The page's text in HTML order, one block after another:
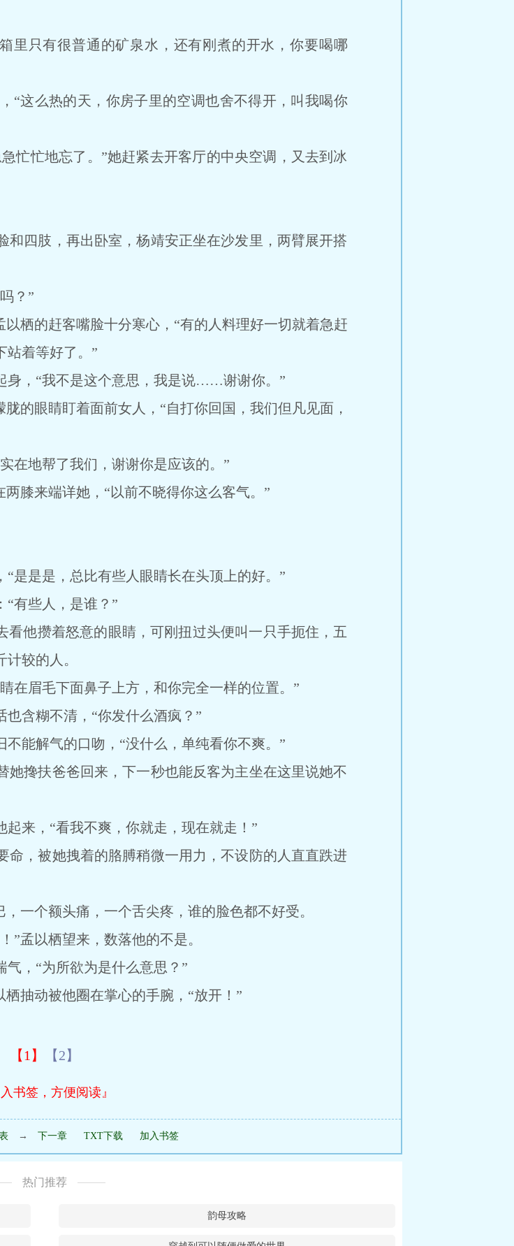
只有很普通的矿泉水，还有刚煮的开水，你要喝哪
么热的天，你房子里的空调也舍不得开，叫我喝你
忙地忘了。”她赶紧去开客厅的中央空调，又去到冰
四肢，再出卧室，杨靖安正坐在沙发里，两臂展开搭
？”
栖的赶客嘴脸十分寒心，“有的人料理好一切就着急赶
站着等好了。”
，“我不是这个意思，我是说……谢谢你。”
眼睛盯着面前女人，“自打你回国，我们但凡见面，
地帮了我们，谢谢你是应该的。”
膝来端详她，“以前不晓得你这么客气。”
是是，总比有些人眼睛长在头顶上的好。”
有些人，是谁？”
他攒着怒意的眼睛，可刚扭过头便叫一只手扼住，五
较的人。
眉毛下面鼻子上方，和你完全一样的位置。”
含糊不清，“你发什么酒疯？”
能解气的口吻，“没什么，单纯看你不爽。”
搀扶爸爸回来，下一秒也能反客为主坐在这里说她不
来，“看我不爽，你就走，现在就走！”
，被她拽着的胳膊稍微一用力，不设防的人直直跌进
个额头痛，一个舌尖疼，谁的脸色都不好受。
孟以栖望来，数落他的不是。
，“为所欲为是什么意思？”
抽动被他圈在掌心的手腕，“放开！”
【1】 【2】
入书签，方便阅读』
→ 下一章 TXT下载 加入书签
热门推荐
韵母攻略